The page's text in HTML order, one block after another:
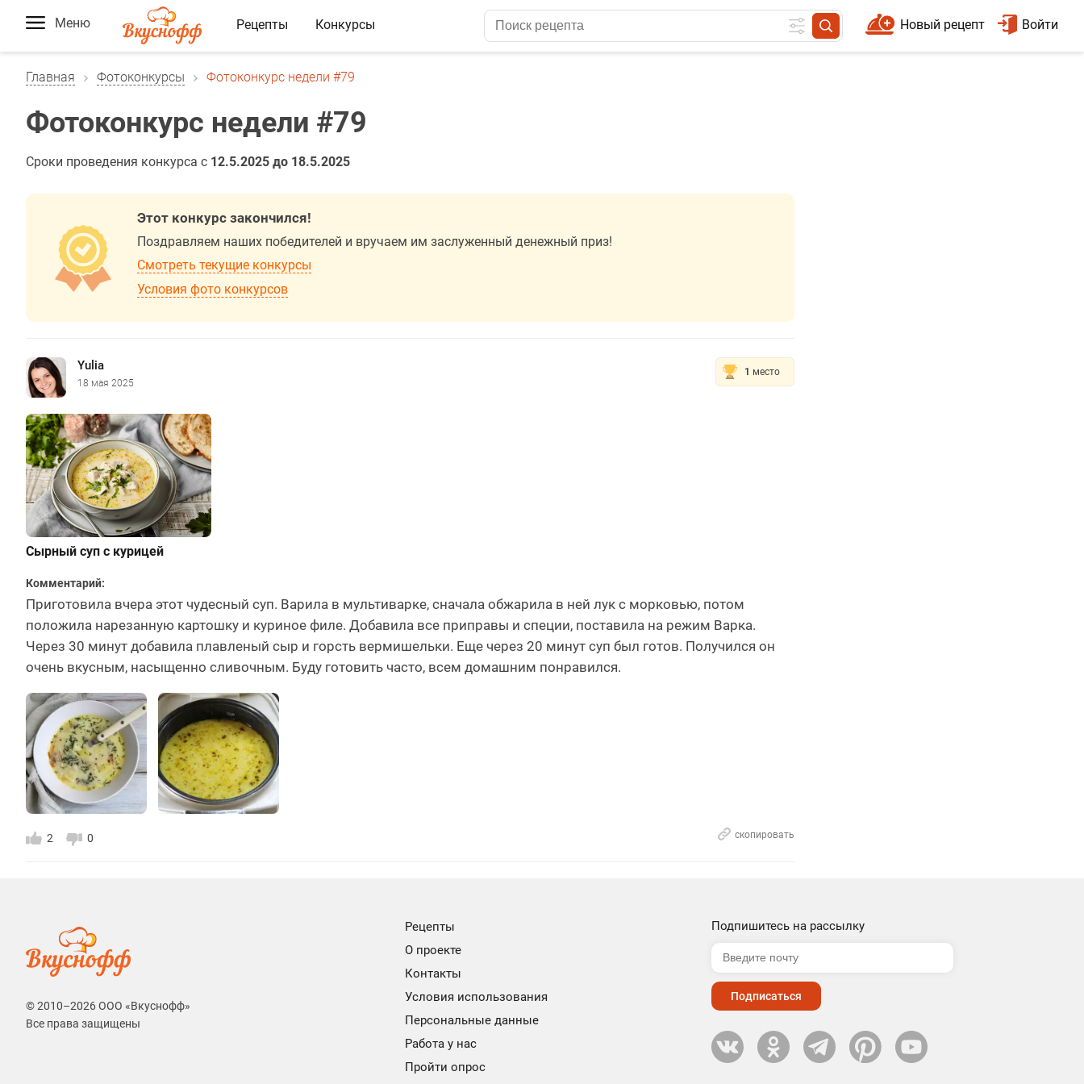
Меню Рецепты Конкурсы Войти
Новый рецепт
Главная Фотоконкурсы Фотоконкурс недели #79
Фотоконкурс недели #79
Сроки проведения конкурса с 12.5.2025 до 18.5.2025
Этот конкурс закончился!
Поздравляем наших победителей и вручаем им заслуженный денежный приз!
Смотреть текущие конкурсы
Условия фото конкурсов
1 место
Yulia
18 мая 2025
Сырный суп с курицей
Комментарий:
Приготовила вчера этот чудесный суп. Варила в мультиварке, сначала обжарила в ней лук с морковью, потом
положила нарезанную картошку и куриное филе. Добавила все приправы и специи, поставила на режим Варка.
Через 30 минут добавила плавленый сыр и горсть вермишельки. Еще через 20 минут суп был готов. Получился он
очень вкусным, насыщенно сливочным. Буду готовить часто, всем домашним понравился.
2 0 скопировать
Рецепты
О проекте
Контакты
Условия использования
Персональные данные
Работа у нас
Пройти опрос
Подпишитесь на рассылку
Подписаться
© 2010–2026 ООО «Вкуснофф»
Все права защищены